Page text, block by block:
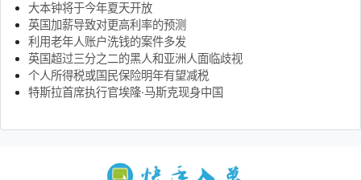
大本钟将于今年夏天开放
英国加薪导致对更高利率的预测
利用老年人账户洗钱的案件多发
英国超过三分之二的黑人和亚洲人面临歧视
个人所得税或国民保险明年有望减税
特斯拉首席执行官埃隆·马斯克现身中国